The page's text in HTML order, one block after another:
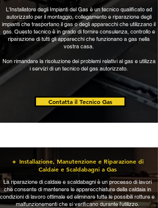
L'Installatore degli Impianti del Gas è un tecnico qualificato ed
autorizzato per il montaggio, collegamento e riparazione degli
impianti che trasportano il gas o degli apparecchi che utilizzano il
gas. Questo tecnico è in grado di fornire consulenza, controllo e
riparazione di tutti gli apparecchi che funzionano a gas nella
vostra casa.
Non rimandare la risoluzione dei problemi relativi al gas e utilizza
i servizi di un tecnico del gas autorizzato.
Contatta il Tecnico Gas
🔸 Installazione, Manutenzione e Riparazione di
Caldaie e Scaldabagni a Gas
La riparazione di caldaie e scaldabagni è un processo di lavori
che consente di mantenere le apparecchiature della caldaia in
condizioni di lavoro ottimale ed eliminare tutte le possibili rotture e
malfunzionementi che si verificano durante l'utilizzo.